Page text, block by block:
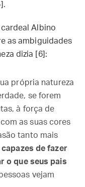
Albino
as ambiguidades
dizia [6]:
própria natureza
se forem
à força de
as suas cores
tanto mais
capazes de fazer
o que seus pais
vejam